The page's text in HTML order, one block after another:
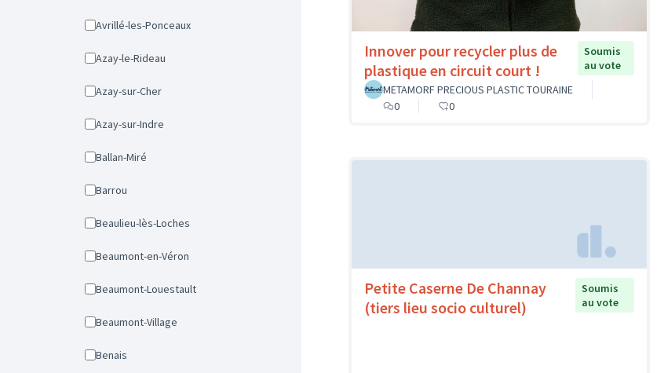
Avrillé-les-Ponceaux
Azay-le-Rideau
Azay-sur-Cher
Azay-sur-Indre
Ballan-Miré
Barrou
Beaulieu-lès-Loches
Beaumont-en-Véron
Beaumont-Louestault
Beaumont-Village
Benais
Innover pour recycler plus de
plastique en circuit court !
Soumis
au vote
METAMORF PRECIOUS PLASTIC TOURAINE
0
0
Petite Caserne De Channay
(tiers lieu socio culturel)
Soumis
au vote